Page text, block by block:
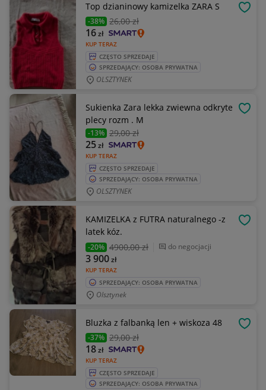
Top dzianinowy kamizelka ZARA S
-38% 26,00 zł
KUP TERAZ
16zł
CZĘSTO SPRZEDAJE
SPRZEDAJĄCY: OSOBA PRYWATNA
OLSZTYNEK
Sukienka Zara lekka zwiewna odkryte
plecy rozm . M
-13% 29,00 zł
KUP TERAZ
25zł
CZĘSTO SPRZEDAJE
SPRZEDAJĄCY: OSOBA PRYWATNA
OLSZTYNEK
KAMIZELKA z FUTRA naturalnego -z
latek kóz.
-20% 4900,00 zł do negocjacji
KUP TERAZ
3 900zł
SPRZEDAJĄCY: OSOBA PRYWATNA
Olsztynek
Bluzka z falbanką len + wiskoza 48
-37% 29,00 zł
KUP TERAZ
18zł
CZĘSTO SPRZEDAJE
SPRZEDAJĄCY: OSOBA PRYWATNA